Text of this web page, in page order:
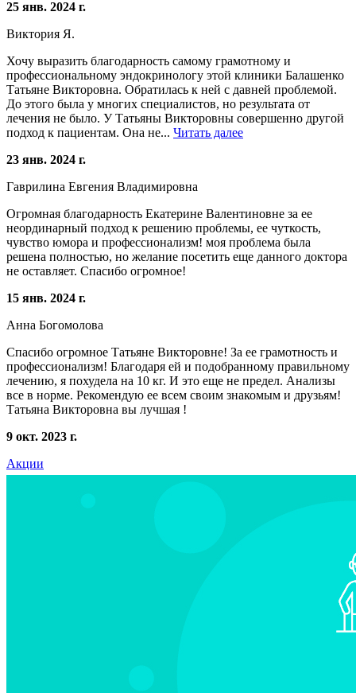
25 янв. 2024 г.
Виктория Я.
Хочу выразить благодарность самому грамотному и
профессиональному эндокринологу этой клиники Балашенко
Татьяне Викторовна. Обратилась к ней с давней проблемой.
До этого была у многих специалистов, но результата от
лечения не было. У Татьяны Викторовны совершенно другой
подход к пациентам. Она не... Читать далее
23 янв. 2024 г.
Гаврилина Евгения Владимировна
Огромная благодарность Екатерине Валентиновне за ее
неординарный подход к решению проблемы, ее чуткость,
чувство юмора и профессионализм! моя проблема была
решена полностью, но желание посетить еще данного доктора
не оставляет. Спасибо огромное!
15 янв. 2024 г.
Анна Богомолова
Спасибо огромное Татьяне Викторовне! За ее грамотность и
профессионализм! Благодаря ей и подобранному правильному
лечению, я похудела на 10 кг. И это еще не предел. Анализы
все в норме. Рекомендую ее всем своим знакомым и друзьям!
Татьяна Викторовна вы лучшая !
9 окт. 2023 г.
Акции